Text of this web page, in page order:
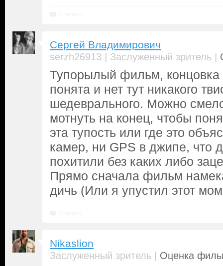
Сергей Владимирович
serzh26913 | Заслуженный зритель |
Тупорылый фильм, концовка
понята и нет тут никакого
шедеврального. Можно
мотнуть на конец, чтобы
эта тупость или где это
камер, ни GPS в джипе, что
похитили без каких либо
Прямо сначала фильм
дичь (Или я упустил этот
Nikaslion
Заслуженный зритель | Оценка